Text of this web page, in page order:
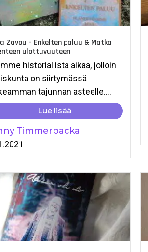
Zavou – Enkelten paluu & Matka
ulottuvuuteen
historiallista aikaa, jolloin
on siirtymässä
tajunnan asteelle....
Lue lisää
Timmerbacka